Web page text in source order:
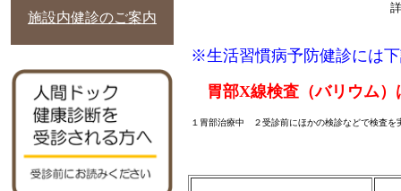
施設内健診のご案内
※生活習慣病予防健診には
胃部X線検査（バリウム
１胃部治療中 ２受診前にほかの検診などで検査